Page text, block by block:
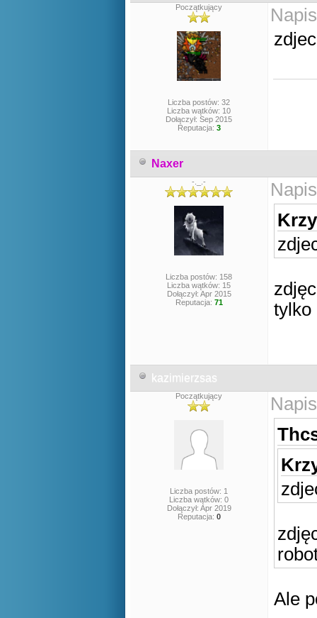
Początkujący
Liczba postów: 32
Liczba wątków: 10
Dołączył: Sep 2015
Reputacja: 3
Naxer
-._.-
Liczba postów: 158
Liczba wątków: 15
Dołączył: Apr 2015
Reputacja: 71
tylko
kazimierzsas
Początkujący
Liczba postów: 1
Liczba wątków: 0
Dołączył: Apr 2019
Reputacja: 0
Ale